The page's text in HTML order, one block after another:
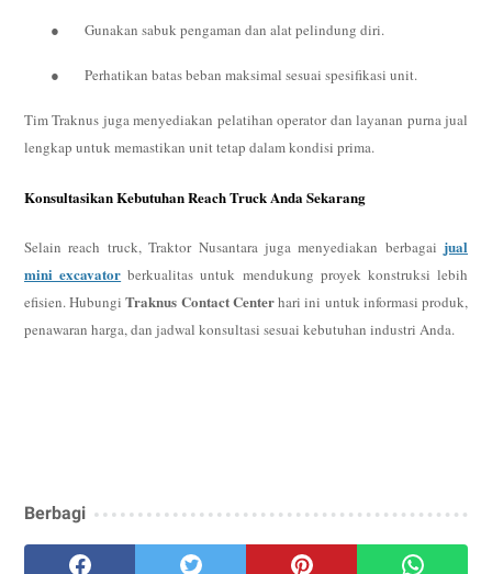
● Gunakan sabuk pengaman dan alat pelindung diri.
● Perhatikan batas beban maksimal sesuai spesifikasi unit.
Tim Traknus juga menyediakan pelatihan operator dan layanan purna jual
lengkap untuk memastikan unit tetap dalam kondisi prima.
Konsultasikan Kebutuhan Reach Truck Anda Sekarang
Selain reach truck, Traktor Nusantara juga menyediakan berbagai jual
mini excavator berkualitas untuk mendukung proyek konstruksi lebih
efisien. HubungiTraknus Contact Centerhari ini untuk informasi produk,
penawaran harga, dan jadwal konsultasi sesuai kebutuhan industri Anda.
Berbagi